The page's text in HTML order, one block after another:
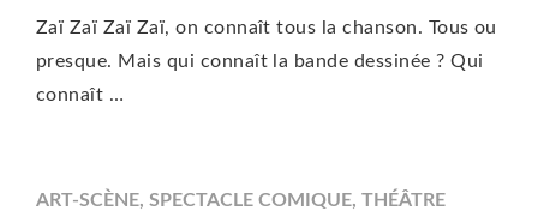
Zaï Zaï Zaï Zaï, on connaît tous la chanson. Tous ou
presque. Mais qui connaît la bande dessinée ? Qui
connaît …
ART-SCÈNE, SPECTACLE COMIQUE, THÉÂTRE